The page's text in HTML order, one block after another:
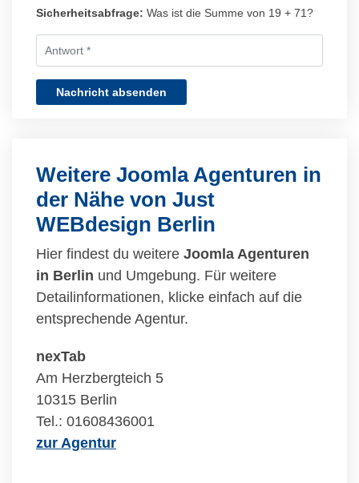
Sicherheitsabfrage: Was ist die Summe von 19 + 71?
Nachricht absenden
Weitere Joomla Agenturen in
der Nähe von Just
WEBdesign Berlin
Hier findest du weitere Joomla Agenturen
in Berlin und Umgebung. Für weitere
Detailinformationen, klicke einfach auf die
entsprechende Agentur.
nexTab
Am Herzbergteich 5
10315 Berlin
Tel.: 01608436001
zur Agentur